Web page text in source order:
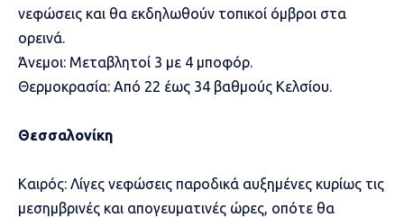
νεφώσεις και θα εκδηλωθούν τοπικοί όμβροι στα
ορεινά.
Άνεμοι: Μεταβλητοί 3 με 4 μποφόρ.
Θερμοκρασία: Από 22 έως 34 βαθμούς Κελσίου.
Θεσσαλονίκη
Καιρός: Λίγες νεφώσεις παροδικά αυξημένες κυρίως τις
μεσημβρινές και απογευματινές ώρες, οπότε θα